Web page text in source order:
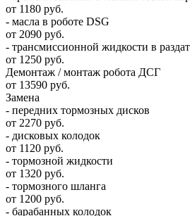
от 1180 руб.
- масла в роботе DSG
от 2090 руб.
- трансмиссионной жидкости в
от 1250 руб.
Демонтаж / монтаж робота ДСГ
от 13590 руб.
Замена
- передних тормозных дисков
от 2270 руб.
- дисковых колодок
от 1120 руб.
- тормозной жидкости
от 1320 руб.
- тормозного шланга
от 1200 руб.
- барабанных колодок